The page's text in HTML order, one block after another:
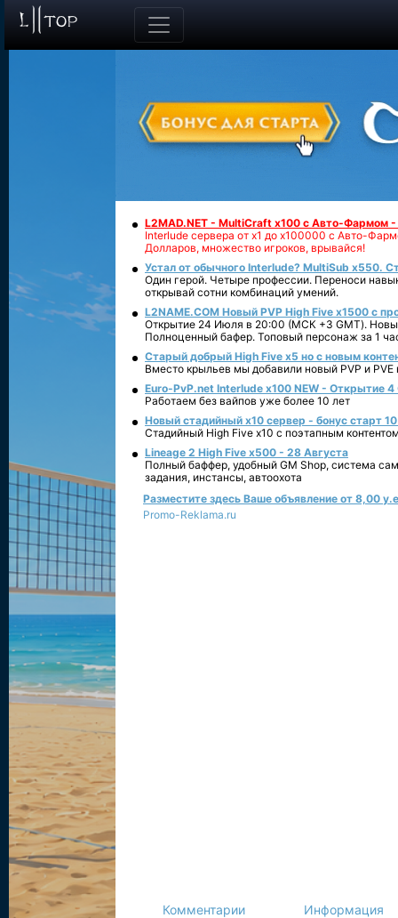
L2MAD.NET - MultiCraft x100 с Авто-Фармом
Interlude сервера от х1 до х100000 с Авто-
Долларов, множество игроков, врывайся!
Устал от обычного Interlude? MultiSub x550.
Один герой. Четыре профессии. Переноси
открывай сотни комбинаций умений.
L2NAME.COM Новый PVP High Five x1500 с
Открытие 24 Июля в 20:00 (МСК +3 GMT).
Полноценный бафер. Топовый персонаж за 1
Старый добрый High Five x5 но с новым
Вместо крыльев мы добавили новый PVP и PVE
Euro-PvP.net Interlude х100 NEW - Открытие 4
Работаем без вайпов уже более 10 лет
Новый стадийный х10 сервер - бонус старт
Стадийный High Five x10 с поэтапным
Lineage 2 High Five x500 - 28 Августа
Полный баффер, удобный GM Shop, система
задания, инстансы, автоохота
Разместите здесь Ваше объявление от 8,00
Promo-Reklama.ru
Комментарии Информация